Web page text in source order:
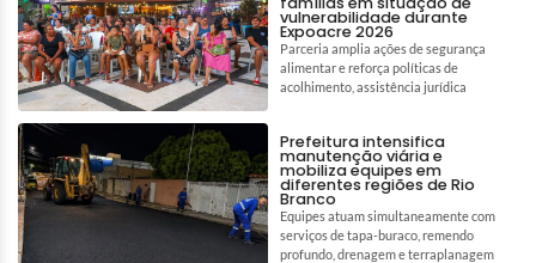
vulnerabilidade durante
Expoacre 2026
Parceria amplia ações de segurança
alimentar e reforça políticas de
acolhimento, assistência jurídica
Prefeitura intensifica
manutenção viária e
mobiliza equipes em
diferentes regiões de Rio
Branco
Equipes atuam simultaneamente com
serviços de tapa-buraco, remendo
profundo, drenagem e terraplanagem